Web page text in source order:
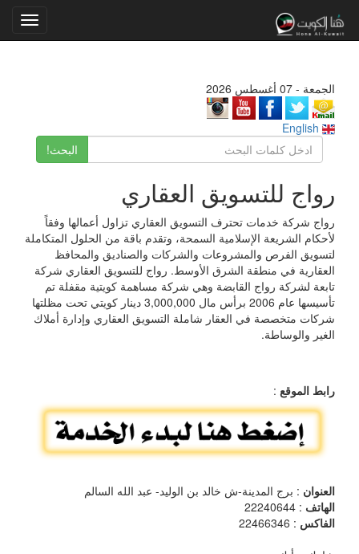
الجمعة - 07 أغسطس 2026
البحث!
رواج للتسويق العقاري
رواج شركة خدمات تحترف التسويق العقاري تزاول أعمالها وفقاً
لأحكام الشريعة الإسلامية السمحة، وتقدم باقة من الحلول المتكاملة
لتسويق الفرص والمشروعات والشركات والصناديق والمحافظ
العقارية في منطقة الشرق الأوسط. رواج للتسويق العقاري شركة
تابعة لشركة رواج القابضة وهي شركة مساهمة كويتية مقفلة تم
تأسيسها عام 2006 برأس مال 3,000,000 دينار كويتي تحت مظلتها
شركات متخصصة في العقار شاملة التسويق العقاري وإدارة أملاك
الغير والوساطة.
رابط الموقع :
العنوان : برج المدينة-ش خالد بن الوليد- عبد الله السالم
الهاتف : 22240644
الفاكس : 22466346